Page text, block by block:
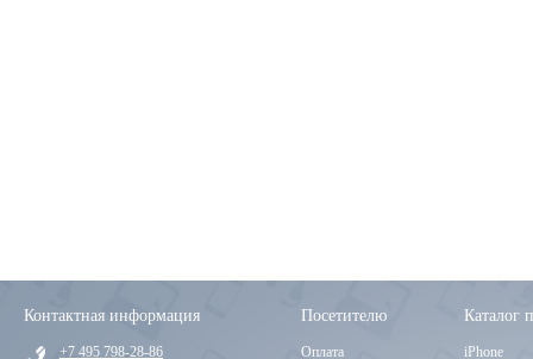
Контактная информация
+7 495 798-28-86
Посетителю
Оплата
Каталог
iPhone